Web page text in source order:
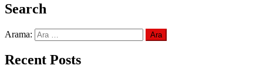
Search
Arama:
Recent Posts